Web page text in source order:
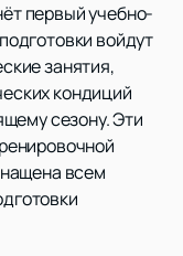
первый учебно-
войдут
занятия,
кондиций
сезону. Эти
всем